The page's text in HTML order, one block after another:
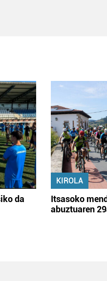
da
KIROLA
Itsasoko
abuztuaren